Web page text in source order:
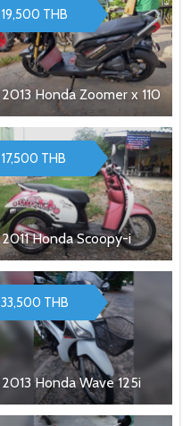
2013 Honda Zoomer x 110
19,500 THB
2011 Honda Scoopy-i
17,500 THB
2013 Honda Wave 125i
33,500 THB